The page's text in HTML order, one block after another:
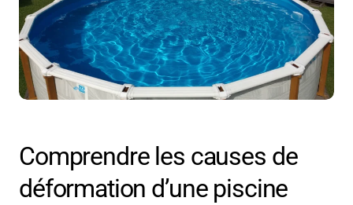
Comprendre les causes de
déformation d’une piscine